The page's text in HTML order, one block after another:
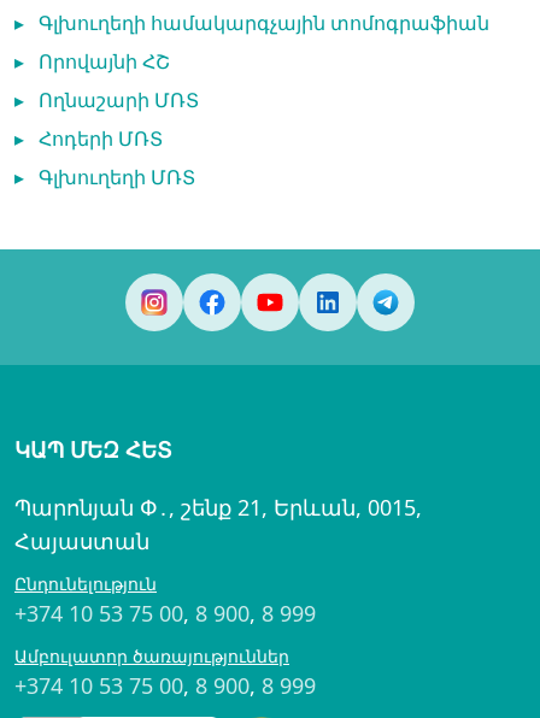
▸ Գլխուղեղի համակարգչային տոմոգրաֆիան
▸ Որովայնի ՀՇ
▸ Ողնաշարի ՄՌՏ
▸ Հոդերի ՄՌՏ
▸ Գլխուղեղի ՄՌՏ
ԿԱՊ ՄԵԶ ՀԵՏ
Պարոնյան Փ․, շենք 21, Երևան, 0015,
Հայաստան
Ընդունելություն
+374 10 53 75 00, 8 900, 8 999
Ամբուլատոր ծառայություններ
+374 10 53 75 00, 8 900, 8 999